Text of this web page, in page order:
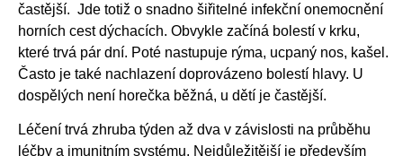
častější. Jde totiž o snadno šiřitelné infekční onemocnění
horních cest dýchacích. Obvykle začíná bolestí v krku,
které trvá pár dní. Poté nastupuje rýma, ucpaný nos, kašel.
Často je také nachlazení doprovázeno bolestí hlavy. U
dospělých není horečka běžná, u dětí je častější.
Léčení trvá zhruba týden až dva v závislosti na průběhu
léčby a imunitním systému. Nejdůležitější je především